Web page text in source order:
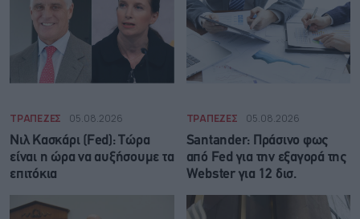
ΤΡΑΠΕΖΕΣ 05.08.2026
Νιλ Κασκάρι (Fed): Τώρα
είναι η ώρα να αυξήσουμε τα
επιτόκια
ΤΡΑΠΕΖΕΣ 05.08.2026
Santander: Πράσινο φως
από Fed για την εξαγορά της
Webster για 12 δισ.